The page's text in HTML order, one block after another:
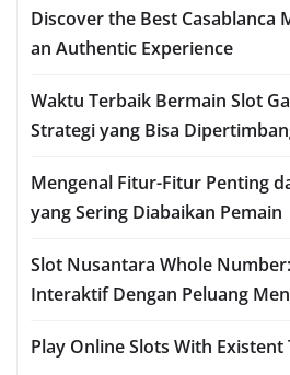
Discover the Best Casablanca
an Authentic Experience
Waktu Terbaik Bermain Slot
Strategi yang Bisa
Mengenal Fitur-Fitur Penting
yang Sering Diabaikan Pemain
Slot Nusantara Whole
Interaktif Dengan Peluang
Play Online Slots With